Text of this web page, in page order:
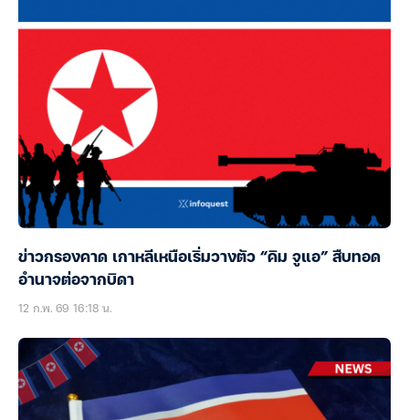
ข่าวกรองคาด เกาหลีเหนือเริ่มวางตัว “คิม จูแอ” สืบทอด
อำนาจต่อจากบิดา
12 ก.พ. 69 16:18 น.